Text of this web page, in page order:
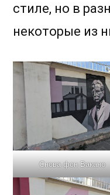
стиле, но в
некоторые из
Снова фон Вакано